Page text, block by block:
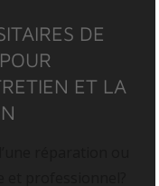
DE
ET LA